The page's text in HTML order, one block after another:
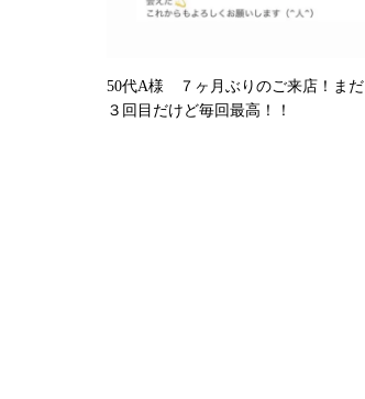
50代A様 ７ヶ月ぶりのご来店！まだ
３回目だけど毎回最高！！